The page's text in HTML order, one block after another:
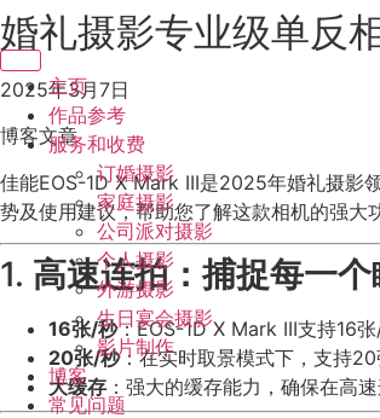
跳
到
内
主页
作品参考
服务和收费
订婚摄影
家庭摄影
公司派对摄影
个人摄影
外游摄影
生日宴会摄影
影片制作
博客
常见问题
婚礼摄影专业级单反
2025年3月7日
博客文章
佳能EOS-1D X Mark III是2025年婚礼摄影
势及使用建议，帮助您了解这款相机的强大
1. 高速连拍：捕捉每一个
16张/秒：EOS-1D X Mark III支持16
20张/秒：在实时取景模式下，支持
大缓存 ：强大的缓存能力，确保在高